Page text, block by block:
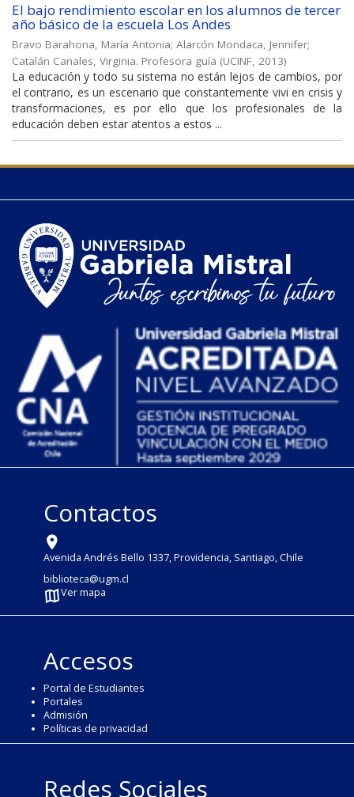
El bajo rendimiento escolar en los alumnos de tercer
año básico de la escuela Los Andes
Bravo Barahona, María Antonia; Alarcón Mondaca, Jennifer;
Catalán Canales, Virginia. Profesora guía (UCINF, 2013)
La educación y todo su sistema no están lejos de cambios, por
el contrario, es un escenario que constantemente vivi en crisis y
transformaciones, es por ello que los profesionales de la
educación deben estar atentos a estos ...
Contactos
Avenida Andrés Bello 1337, Providencia, Santiago, Chile
biblioteca@ugm.cl
Ver mapa
Accesos
Portal de Estudiantes
Portales
Admisión
Políticas de privacidad
Redes Sociales